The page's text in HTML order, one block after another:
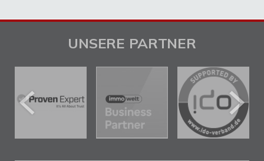
UNSERE PARTNER